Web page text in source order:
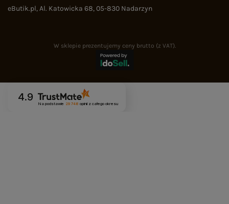
eButik.pl,Al. Katowicka 68,05-830 Nadarzyn
W sklepie prezentujemy ceny brutto (z VAT).
4.9
Na podstawie 29 748 opinii z całego okresu